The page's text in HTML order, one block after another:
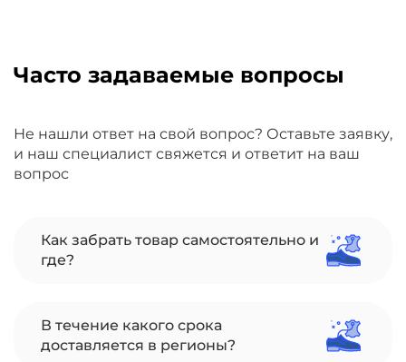
Часто задаваемые вопросы
Не нашли ответ на свой вопрос? Оставьте заявку,
и наш специалист свяжется и ответит на ваш
вопрос
Как забрать товар самостоятельно и
где?
В течение какого срока
доставляется в регионы?